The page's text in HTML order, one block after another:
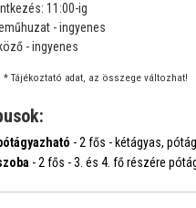
11:00-ig
- ingyenes
- ingyenes
* Tájékoztató adat, az összege változhat!
- 2 fős - kétágyas,
- 2 fős - 3. és 4. fő részére